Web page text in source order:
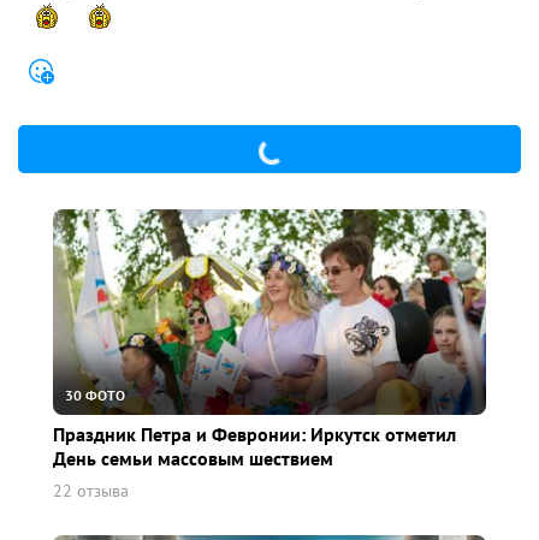
30 ФОТО
Праздник Петра и Февронии: Иркутск отметил
День семьи массовым шествием
22 отзыва